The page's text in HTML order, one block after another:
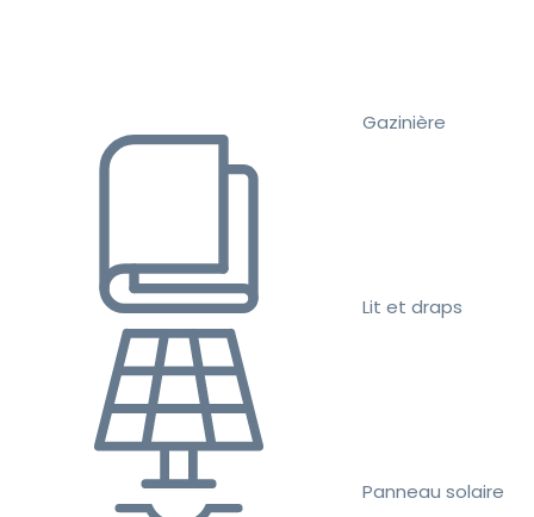
Gazinière
Lit et draps
Panneau solaire